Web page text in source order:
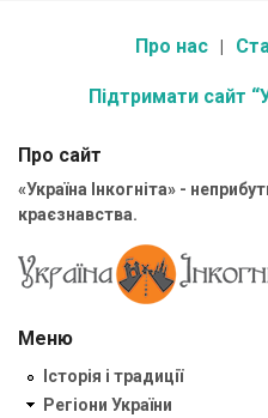
Про нас
Підтримати сайт
Про сайт
«Україна Інкогніта» -
краєзнавства.
Меню
Історія і традиції
Регіони України